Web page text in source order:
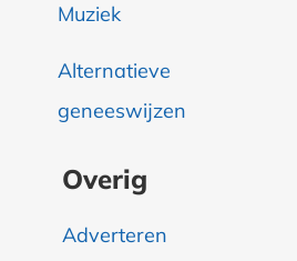
Muziek
Alternatieve
geneeswijzen
Overig
Adverteren